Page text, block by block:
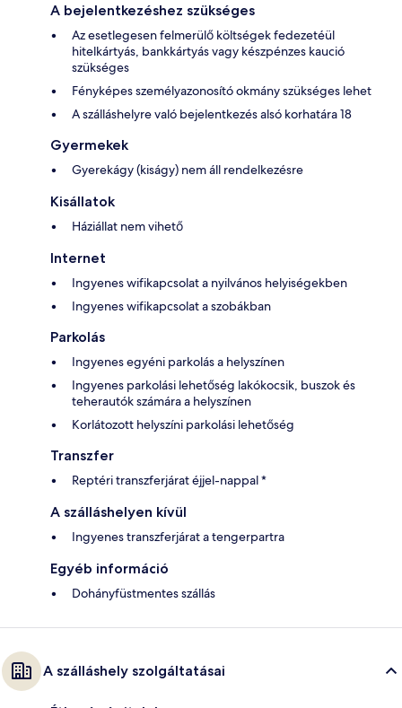
A bejelentkezéshez szükséges
Az esetlegesen felmerülő költségek fedezetéül
hitelkártyás, bankkártyás vagy készpénzes kaució
szükséges
Fényképes személyazonosító okmány szükséges lehet
A szálláshelyre való bejelentkezés alsó korhatára 18
Gyermekek
Gyerekágy (kiságy) nem áll rendelkezésre
Kisállatok
Háziállat nem vihető
Internet
Ingyenes wifikapcsolat a nyilvános helyiségekben
Ingyenes wifikapcsolat a szobákban
Parkolás
Ingyenes egyéni parkolás a helyszínen
Ingyenes parkolási lehetőség lakókocsik, buszok és
teherautók számára a helyszínen
Korlátozott helyszíni parkolási lehetőség
Transzfer
Reptéri transzferjárat éjjel-nappal *
A szálláshelyen kívül
Ingyenes transzferjárat a tengerpartra
Egyéb információ
Dohányfüstmentes szállás
A szálláshely szolgáltatásai